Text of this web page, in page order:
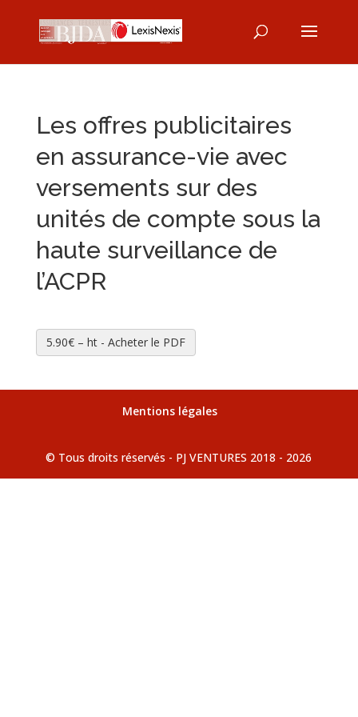
Les offres publicitaires
en assurance-vie avec
versements sur des
unités de compte sous la
haute surveillance de
l’ACPR
5.90€ – ht - Acheter le PDF
Mentions légales
© Tous droits réservés - PJ VENTURES 2018 - 2026